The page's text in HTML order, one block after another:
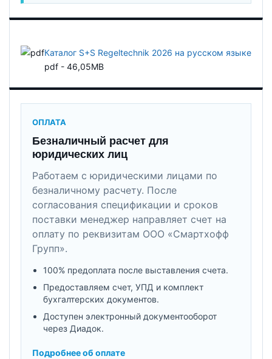
Каталог S+S Regeltechnik 2026 на русском языке
pdf - 46,05MB
ОПЛАТА
Безналичный расчет для
юридических лиц
Работаем с юридическими лицами по
безналичному расчету. После
согласования спецификации и сроков
поставки менеджер направляет счет на
оплату по реквизитам ООО «Смартхофф
Групп».
100% предоплата после выставления счета.
Предоставляем счет, УПД и комплект
бухгалтерских документов.
Доступен электронный документооборот
через Диадок.
Подробнее об оплате